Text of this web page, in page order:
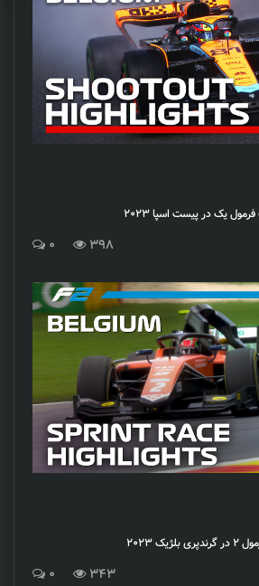
یک در پیست اسپا 2023
0 398
2023
0 343